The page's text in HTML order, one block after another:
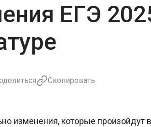
ЕГЭ
Скопировать
изменения, которые произойдут